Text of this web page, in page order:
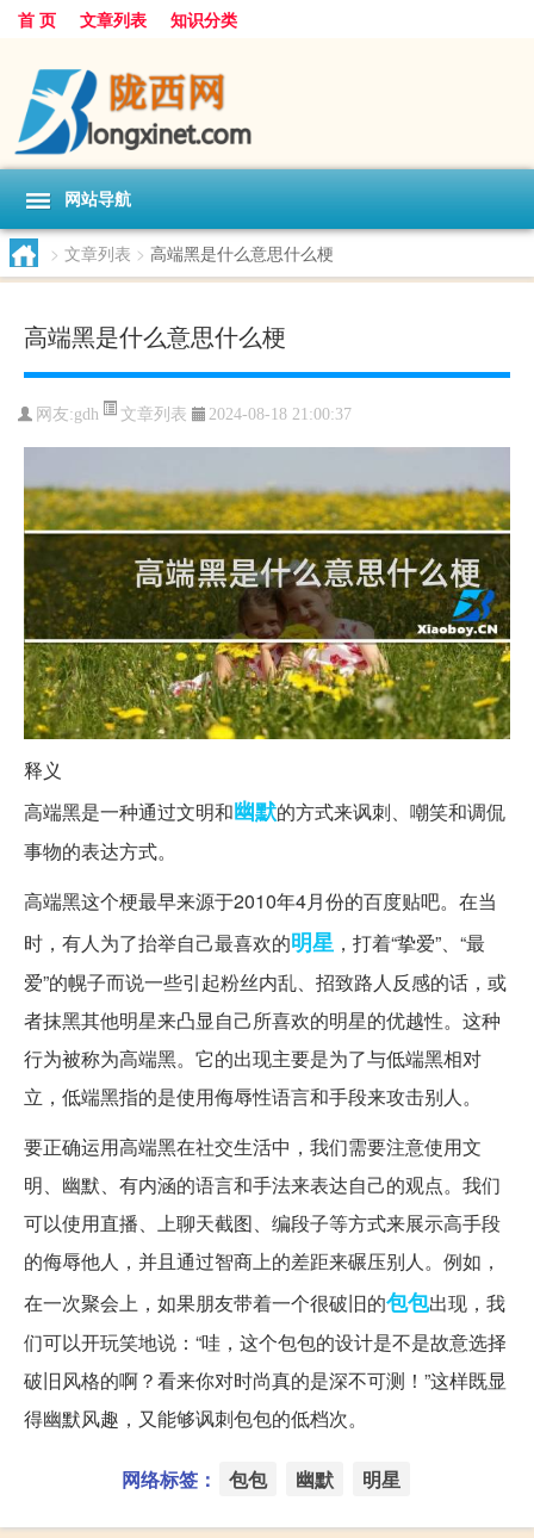
首 页 文章列表 知识分类
网站导航
> 文章列表 > 高端黑是什么意思什么梗
高端黑是什么意思什么梗
网友:gdh 文章列表 2024-08-18 21:00:37
释义
高端黑是一种通过文明和幽默的方式来讽刺、嘲笑和调侃
事物的表达方式。
高端黑这个梗最早来源于2010年4月份的百度贴吧。在当
时，有人为了抬举自己最喜欢的明星 ，打着“挚爱”、“最
爱”的幌子而说一些引起粉丝内乱、招致路人反感的话，或
者抹黑其他明星来凸显自己所喜欢的明星的优越性。这种
行为被称为高端黑。它的出现主要是为了与低端黑相对
立，低端黑指的是使用侮辱性语言和手段来攻击别人。
要正确运用高端黑在社交生活中，我们需要注意使用文
明、幽默、有内涵的语言和手法来表达自己的观点。我们
可以使用直播、上聊天截图、编段子等方式来展示高手段
的侮辱他人，并且通过智商上的差距来碾压别人。例如，
在一次聚会上，如果朋友带着一个很破旧的包包出现，我
们可以开玩笑地说：“哇，这个包包的设计是不是故意选择
破旧风格的啊？看来你对时尚真的是深不可测！”这样既显
得幽默风趣，又能够讽刺包包的低档次。
网络标签： 包包 幽默 明星